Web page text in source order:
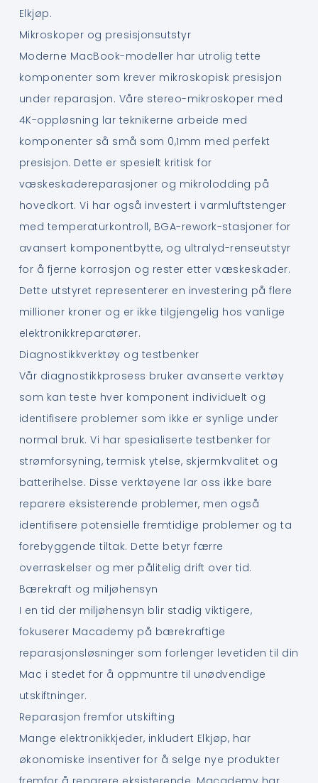
Elkjøp.
Mikroskoper og presisjonsutstyr
Moderne MacBook-modeller har utrolig tette
komponenter som krever mikroskopisk presisjon
under reparasjon. Våre stereo-mikroskoper med
4K-oppløsning lar teknikerne arbeide med
komponenter så små som 0,1mm med perfekt
presisjon. Dette er spesielt kritisk for
væskeskadereparasjoner og mikrolodding på
hovedkort. Vi har også investert i varmluftstenger
med temperaturkontroll, BGA-rework-stasjoner for
avansert komponentbytte, og ultralyd-renseutstyr
for å fjerne korrosjon og rester etter væskeskader.
Dette utstyret representerer en investering på flere
millioner kroner og er ikke tilgjengelig hos vanlige
elektronikkreparatører.
Diagnostikkverktøy og testbenker
Vår diagnostikkprosess bruker avanserte verktøy
som kan teste hver komponent individuelt og
identifisere problemer som ikke er synlige under
normal bruk. Vi har spesialiserte testbenker for
strømforsyning, termisk ytelse, skjermkvalitet og
batterihelse. Disse verktøyene lar oss ikke bare
reparere eksisterende problemer, men også
identifisere potensielle fremtidige problemer og ta
forebyggende tiltak. Dette betyr færre
overraskelser og mer pålitelig drift over tid.
Bærekraft og miljøhensyn
I en tid der miljøhensyn blir stadig viktigere,
fokuserer Macademy på bærekraftige
reparasjonsløsninger som forlenger levetiden til din
Mac i stedet for å oppmuntre til unødvendige
utskiftninger.
Reparasjon fremfor utskifting
Mange elektronikkjeder, inkludert Elkjøp, har
økonomiske insentiver for å selge nye produkter